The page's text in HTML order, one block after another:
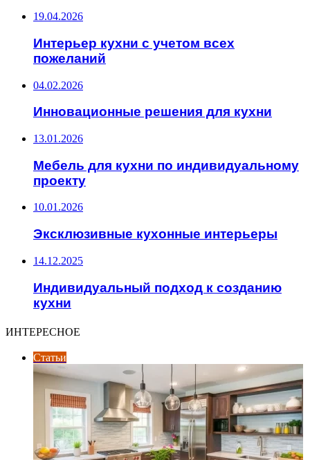
19.04.2026
Интерьер кухни с учетом всех
пожеланий
04.02.2026
Инновационные решения для кухни
13.01.2026
Мебель для кухни по индивидуальному
проекту
10.01.2026
Эксклюзивные кухонные интерьеры
14.12.2025
Индивидуальный подход к созданию
кухни
ИНТЕРЕСНОЕ
Статьи